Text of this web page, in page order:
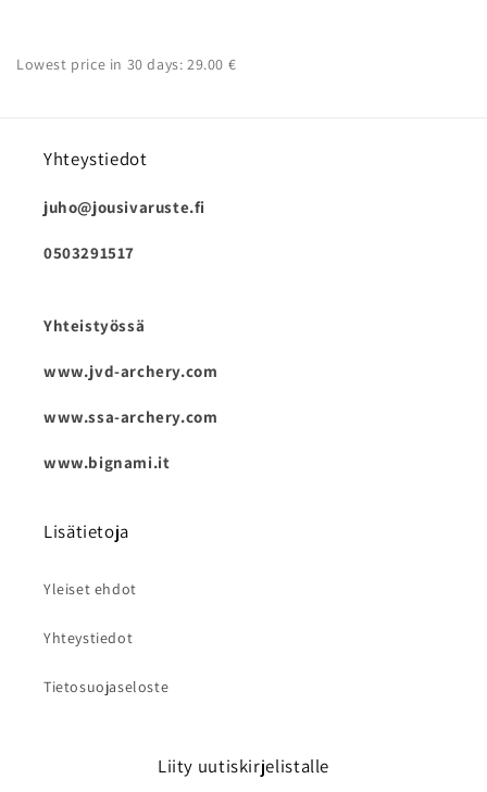
Lowest price in 30 days: 29.00 €
Yhteystiedot
juho@jousivaruste.fi
0503291517
Yhteistyössä
www.jvd-archery.com
www.ssa-archery.com
www.bignami.it
Lisätietoja
Yleiset ehdot
Yhteystiedot
Tietosuojaseloste
Liity uutiskirjelistalle